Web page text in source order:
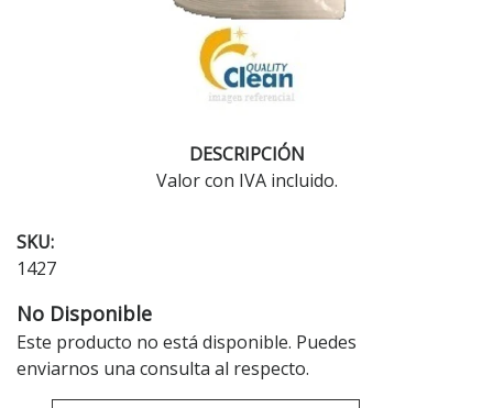
DESCRIPCIÓN
Valor con IVA incluido.
SKU:
1427
No Disponible
Este producto no está disponible. Puedes
enviarnos una consulta al respecto.